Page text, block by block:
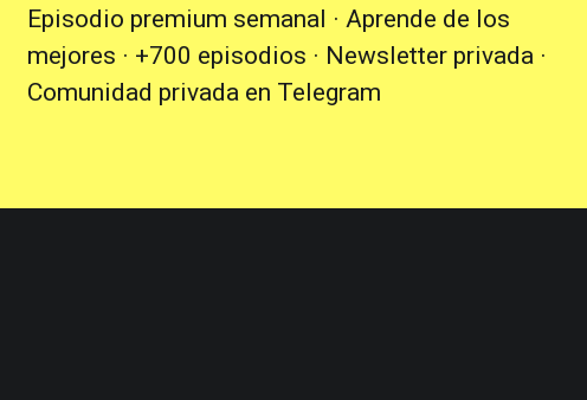
Episodio premium semanal · Aprende de los
mejores · +700 episodios · Newsletter privada ·
Comunidad privada en Telegram